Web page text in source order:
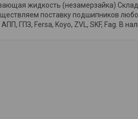
жидкость (незамерзайка)
поставку подшипников
ГПЗ, Fersa, Koyo, ZVL, SKF, Fag. В